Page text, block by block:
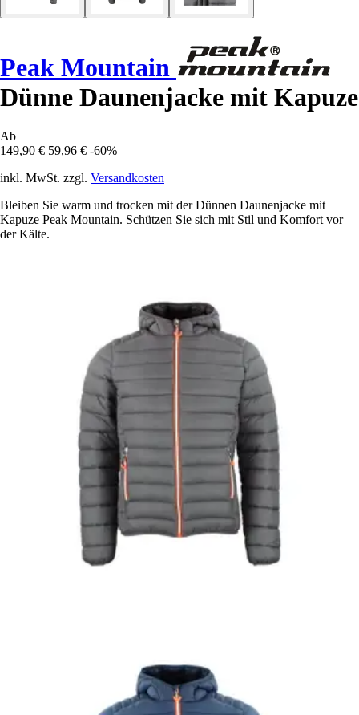
Peak Mountain
Dünne Daunenjacke mit Kapuze
Ab
149,90 € 59,96 € -60%
inkl. MwSt. zzgl. Versandkosten
Bleiben Sie warm und trocken mit der Dünnen Daunenjacke mit
Kapuze Peak Mountain. Schützen Sie sich mit Stil und Komfort vor
der Kälte.